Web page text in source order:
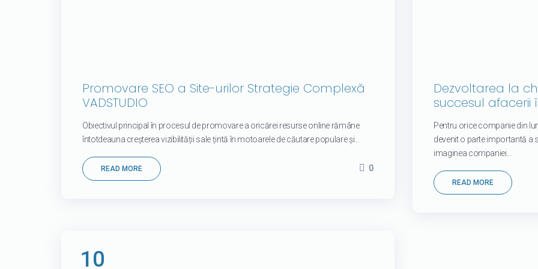
Promovare SEO a Site-urilor Strategie Complexă
VADSTUDIO
Obiectivul principal în procesul de promovare a oricărei resurse online rămâne
întotdeauna creșterea vizibilității sale țintă în motoarele de căutare populare și...
READ MORE 0
Dezvoltarea la
succesul afacerii
Pentru orice companie din
devenit o parte importantă a
imaginea companiei...
READ MORE
10